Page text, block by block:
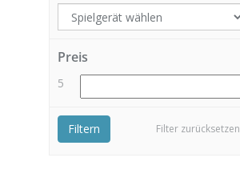
Preis
5
Filter zurücksetzen
Filtern